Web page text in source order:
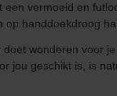
een vermoeid en
op handdoekdroog
doet wonderen voor
jou geschikt is, is